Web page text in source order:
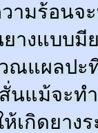
ามร้อนจ
างแบบมี
วณแผลป
นแม้จะท
เกิดยา